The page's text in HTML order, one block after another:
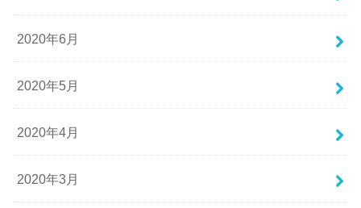
2020年6月
2020年5月
2020年4月
2020年3月